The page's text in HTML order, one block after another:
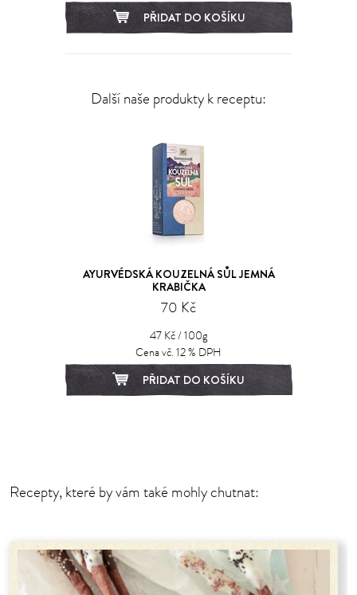
PŘIDAT DO KOŠÍKU
Další naše produkty k receptu:
AYURVÉDSKÁ KOUZELNÁ SŮL JEMNÁ
KRABIČKA
70 Kč
47 Kč / 100g
Cena vč. 12 % DPH
PŘIDAT DO KOŠÍKU
Recepty, které by vám také mohly chutnat: